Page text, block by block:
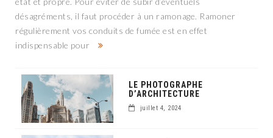
désagréments, il faut procéder à un ramonage. Ramoner
régulièrement vos conduits de fumée est en effet
indispensable pour
LE PHOTOGRAPHE
D’ARCHITECTURE
juillet 4, 2024